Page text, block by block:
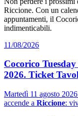
Riccione. Con un
appuntamenti, il
indimenticabili.
11/08/2026
Cocorico
2026. Ticket
Martedì 11 agosto
accende a Riccione: